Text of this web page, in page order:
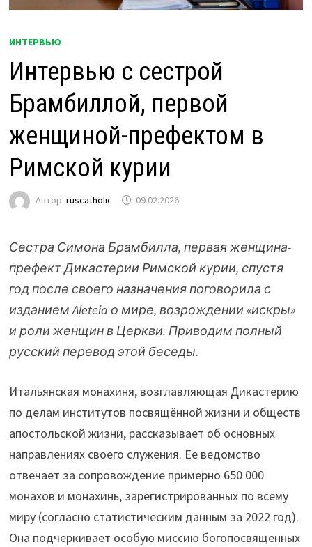
ИНТЕРВЬЮ
Интервью с сестрой
Брамбиллой, первой
женщиной-префектом в
Римской курии
Автор:ruscatholic 09.02.2026
Сестра Симона Брамбилла, первая женщина-
префект Дикастерии Римской курии, спустя
год после своего назначения поговорила с
изданием Aleteia о мире, возрождении «искры»
и роли женщин в Церкви. Приводим полный
русский перевод этой беседы.
Итальянская монахиня, возглавляющая Дикастерию
по делам институтов посвящённой жизни и обществ
апостольской жизни, рассказывает об основных
направлениях своего служения. Ее ведомство
отвечает за сопровождение примерно 650 000
монахов и монахинь, зарегистрированных по всему
миру (согласно статистическим данным за 2022 год).
Она подчеркивает особую миссию богопосвященных